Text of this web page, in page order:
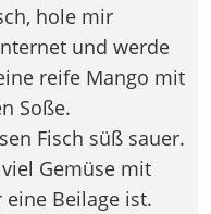
hole mir
und werde
reife Mango mit
Soße.
Fisch süß sauer.
Gemüse mit
Beilage ist.